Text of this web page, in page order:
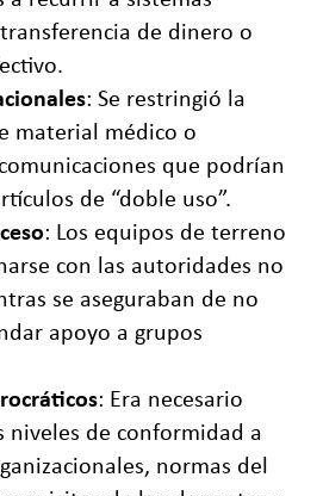
de dinero o
: Se restringió la
material médico o
que podrían
de “doble uso”.
: Los equipos de terreno
con las autoridades no
se aseguraban de no
apoyo a grupos
: Era necesario
niveles de conformidad a
normas del